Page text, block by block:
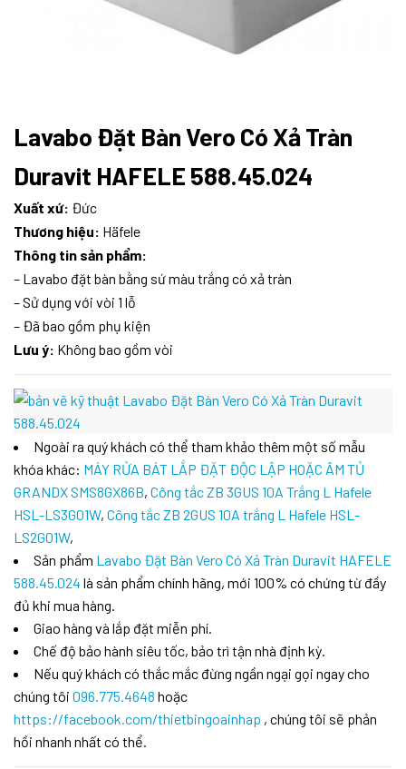
Lavabo Đặt Bàn Vero Có Xả Tràn
Duravit HAFELE 588.45.024
Xuất xứ: Đức
Thương hiệu: Häfele
Thông tin sản phẩm:
– Lavabo đặt bàn bằng sứ màu trắng có xả tràn
– Sử dụng với vòi 1 lỗ
– Đã bao gồm phụ kiện
Lưu ý: Không bao gồm vòi
Ngoài ra quý khách có thể tham khảo thêm một số mẫu
khóa khác: MÁY RỬA BÁT LẮP ĐẶT ĐỘC LẬP HOẶC ÂM TỦ
GRANDX SMS8GX86B, Công tắc ZB 3GUS 10A Trắng L Hafele
HSL-LS3G01W, Công tắc ZB 2GUS 10A trắng L Hafele HSL-
LS2G01W,
Sản phẩm Lavabo Đặt Bàn Vero Có Xả Tràn Duravit HAFELE
588.45.024 là sản phẩm chính hãng, mới 100% có chứng từ đầy
đủ khi mua hàng.
Giao hàng và lắp đặt miễn phí.
Chế độ bảo hành siêu tốc, bảo trì tận nhà định kỳ.
Nếu quý khách có thắc mắc đừng ngần ngại gọi ngay cho
chúng tôi 096.775.4648 hoặc
https://facebook.com/thietbingoainhap , chúng tôi sẽ phản
hồi nhanh nhất có thể.